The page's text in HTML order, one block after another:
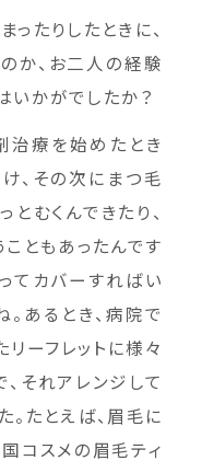
ったりしたときに、
か、お二人の経験
いかがでしたか？
治療を始めたとき
、その次にまつ毛
むくんできたり、
こともあったんです
てカバーすればい
あるとき、病院で
ーフレットに様々
それアレンジして
たとえば、眉毛に
コスメの眉毛ティ